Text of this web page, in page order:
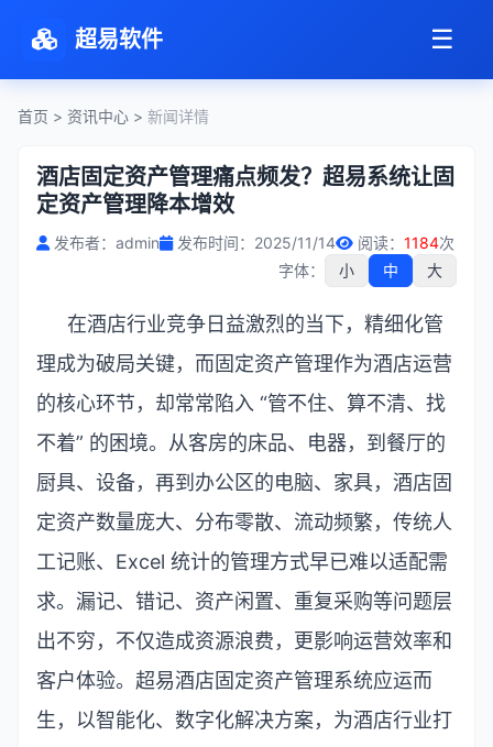
超易软件 ☰
首页 > 资讯中心 > 新闻详情
酒店固定资产管理痛点频发？超易系统让固
定资产管理降本增效
发布者：admin 发布时间：2025/11/14 阅读： 1184次
字体：
小 中 大
在酒店行业竞争日益激烈的当下，精细化管
理成为破局关键，而固定资产管理作为酒店运营
的核心环节，却常常陷入 “管不住、算不清、找
不着” 的困境。从客房的床品、电器，到餐厅的
厨具、设备，再到办公区的电脑、家具，酒店固
定资产数量庞大、分布零散、流动频繁，传统人
工记账、 Excel 统计的管理方式早已难以适配需
求。漏记、错记、资产闲置、重复采购等问题层
出不穷，不仅造成资源浪费，更影响运营效率和
客户体验。超易酒店固定资产管理系统应运而
生，以智能化、数字化解决方案，为酒店行业打